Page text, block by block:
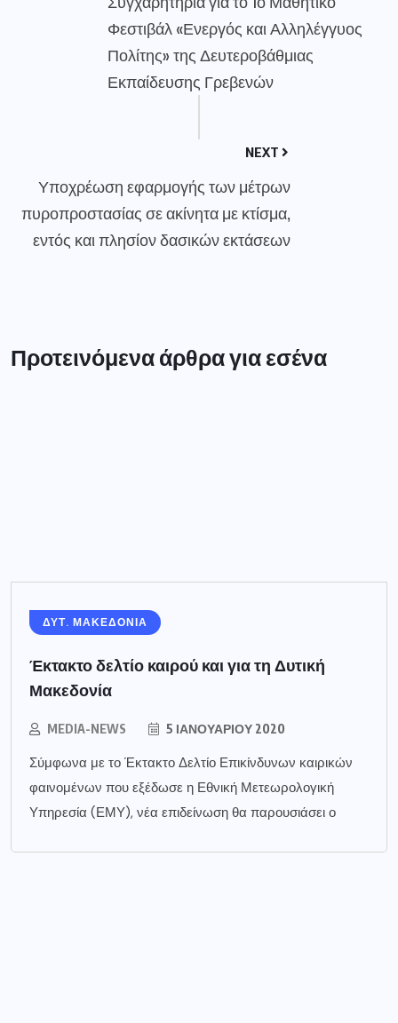
Φεστιβάλ «Ενεργός και Αλληλέγγυος
Πολίτης» της Δευτεροβάθμιας
Εκπαίδευσης Γρεβενών
NEXT
Υποχρέωση εφαρμογής των μέτρων
πυροπροστασίας σε ακίνητα με κτίσμα,
εντός και πλησίον δασικών εκτάσεων
Προτεινόμενα άρθρα για εσένα
ΔΥΤ. ΜΑΚΕΔΟΝΙΑ
Έκτακτο δελτίο καιρού και για τη Δυτική
Μακεδονία
MEDIA-NEWS 5 ΙΑΝΟΥΑΡΊΟΥ 2020
Σύμφωνα με το Έκτακτο Δελτίο Επικίνδυνων καιρικών
φαινομένων που εξέδωσε η Εθνική Μετεωρολογική
Υπηρεσία (ΕΜΥ), νέα επιδείνωση θα παρουσιάσει ο